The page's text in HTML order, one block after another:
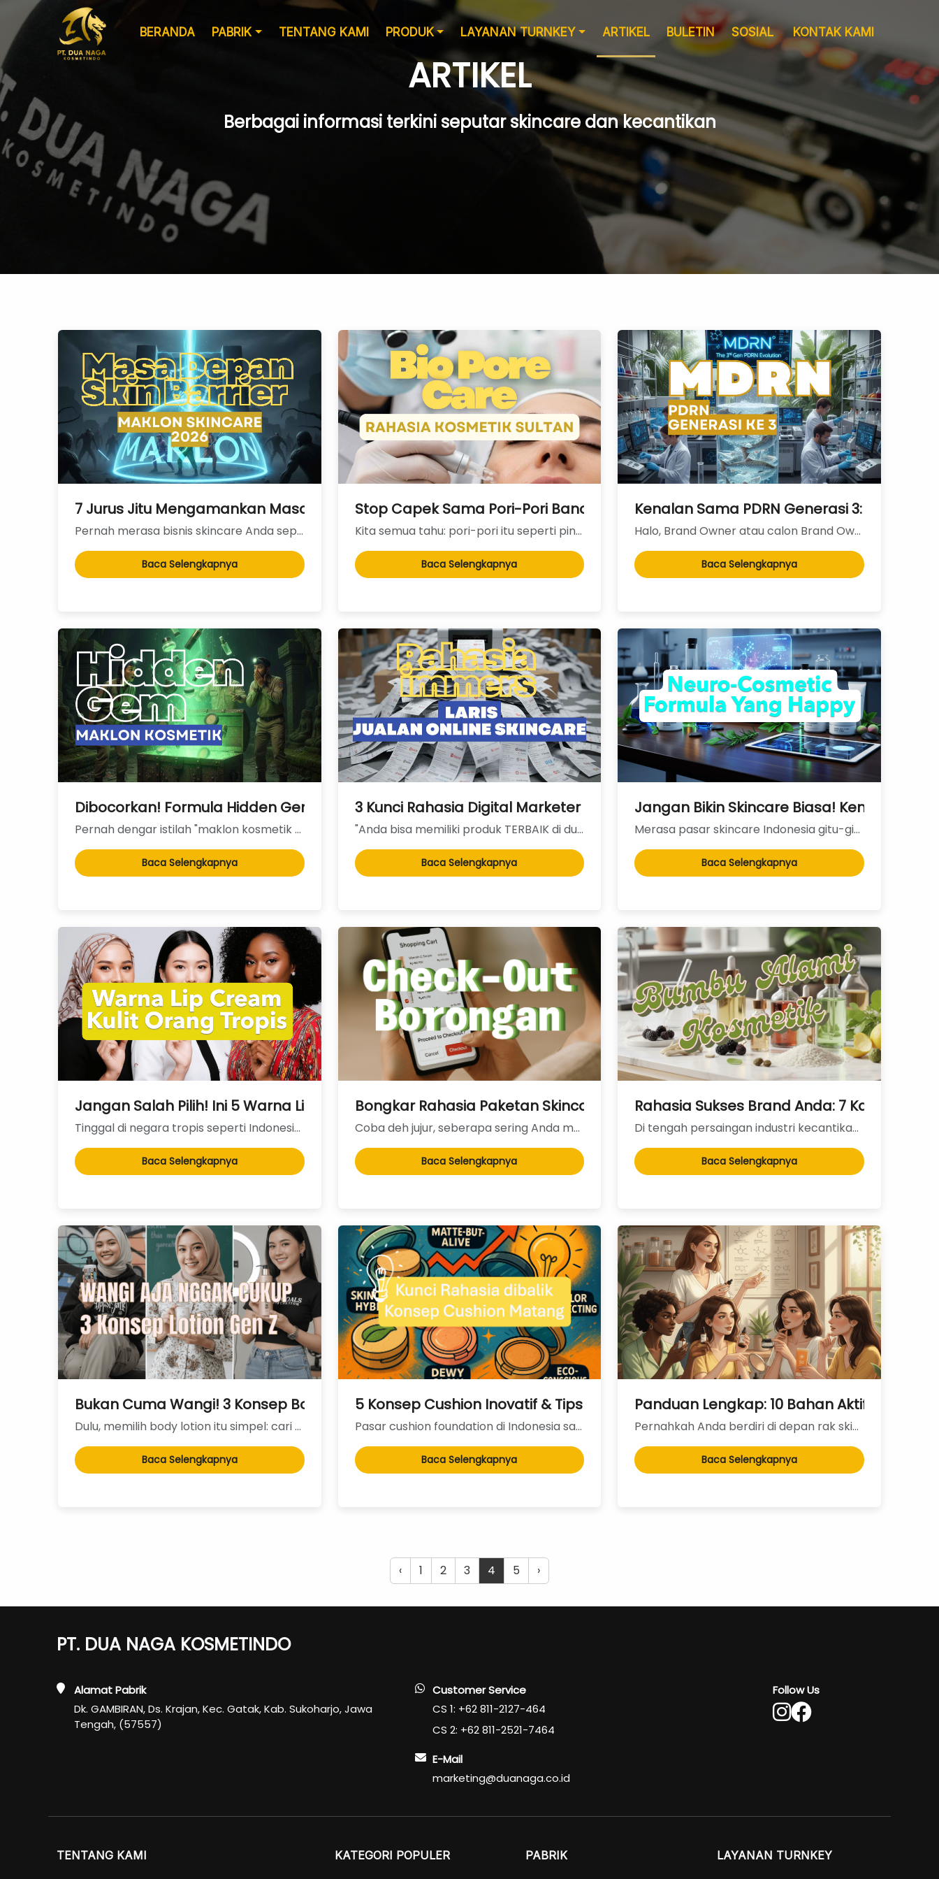
BERANDA PABRIK TENTANG KAMI PRODUK LAYANAN TURNKEY ARTIKEL BULETIN SOSIAL KONTAK KAMI
Layanan
Sertifikat
ARTIKEL
Berbagai informasi terkini seputar skincare dan kecantikan
Pernah merasa bisnis skincare Anda seperti sedang merekrut agen bodyguard? Nah, lupakan du...
Baca Selengkapnya
Stop Capek Sama Pori-Pori Bandel : Ini Rahasia Upcycled yang Bikin Brand
Kita semua tahu: pori-pori itu seperti pintu rumah. Kalau ukurannya pas, semuanya baik-baik saja. Ta...
Baca Selengkapnya
Kenalan Sama PDRN Generasi 3: Bukan
Halo, Brand Owner atau calon Brand Owner Skincare Indonesia!Pernah dengar soal PDRN? Kalau Anda...
Baca Selengkapnya
Dibocorkan! Formula Hidden Gem Maklon Kosmetik: Modal Tipis, Margin Tebel Bikin Nagih
Pernah dengar istilah "maklon kosmetik modal kecil"? Jujur saja, impian punya brand skinca...
Baca Selengkapnya
3 Kunci Rahasia Digital Marketer untuk Menjual Skincare Laris Manis di Era E-
"Anda bisa memiliki produk TERBAIK di dunia, tapi jika Anda menjualnya di tempat yang salah dan deng...
Baca Selengkapnya
Jangan Bikin Skincare Biasa! Kenali
Merasa pasar skincare Indonesia gitu-gitu aja? Niacinamide lagi, Hyaluronic Acid lagi, Centella Asia...
Baca Selengkapnya
Jangan Salah Pilih! Ini 5 Warna Lip Cream untuk Kulit Sawo Matang yang Sempurna di Iklim Tropis
Tinggal di negara tropis seperti Indonesia memang sebuah anugerah dengan sinar matahari sepanjang ta...
Baca Selengkapnya
Bongkar Rahasia Paketan Skincare: Kenapa Kita Lebih Suka 'Check Out'
Coba deh jujur, seberapa sering Anda membuka aplikasi e-commerce dengan niat cuma mau repurchas...
Baca Selengkapnya
Rahasia Sukses Brand Anda: 7
Di tengah persaingan industri kecantikan yang semakin ketat, konsumen kini jauh lebih cerdas. Mereka...
Baca Selengkapnya
Bukan Cuma Wangi! 3 Konsep Body Lotion Gen Z yang Fokus pada Hasil Nyata
Dulu, memilih body lotion itu simpel: cari yang wanginya paling enak dan cukup melembapkan. Tap...
Baca Selengkapnya
5 Konsep Cushion Inovatif & Tips Memilih Konsep Produk Cushion yang Laris Manis
Pasar cushion foundation di Indonesia sangat kompetitif. Hampir setiap brand kosmetik, dari rak...
Baca Selengkapnya
Panduan Lengkap: 10 Bahan Aktif
Pernahkah Anda berdiri di depan rak skincare dan merasa kewalahan dengan deretan nama ilmiah yang te...
Baca Selengkapnya
‹ 1 2 3 4 5 ›
PT. DUA NAGA KOSMETINDO
Alamat Pabrik
Dk. GAMBIRAN, Ds. Krajan, Kec. Gatak, Kab. Sukoharjo, Jawa
Tengah, (57557)
Customer Service
CS 1: +62 811-2127-464
CS 2: +62 811-2521-7464
E-Mail
marketing@duanaga.co.id
Follow Us
TENTANG KAMI KATEGORI POPULER PABRIK LAYANAN TURNKEY